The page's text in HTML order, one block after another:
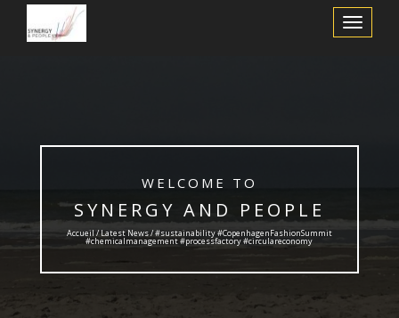
Afficher/
la
WELCOME TO
SYNERGY AND PEOPLE
Accueil /Latest News/ #sustainability #CopenhagenFashionSummit
#chemicalmanagement #processfactory #circulareconomy